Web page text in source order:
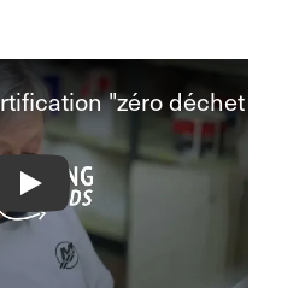
"zéro déchet